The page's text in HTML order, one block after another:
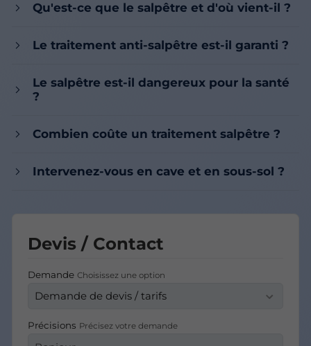
Qu'est-ce que le salpêtre et d'où vient-il ?
Le traitement anti-salpêtre est-il garanti ?
Le salpêtre est-il dangereux pour la santé
?
Combien coûte un traitement salpêtre ?
Intervenez-vous en cave et en sous-sol ?
Devis / Contact
Demande Choisissez une option
Précisions Précisez votre demande